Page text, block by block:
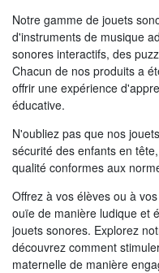
Notre gamme de jouets
d'instruments de musique
sonores interactifs, des
Chacun de nos produits a
offrir une expérience
éducative.
N'oubliez pas que nos
sécurité des enfants en
qualité conformes aux
Offrez à vos élèves ou à
ouïe de manière ludique et
jouets sonores. Explorez
découvrez comment
maternelle de manière